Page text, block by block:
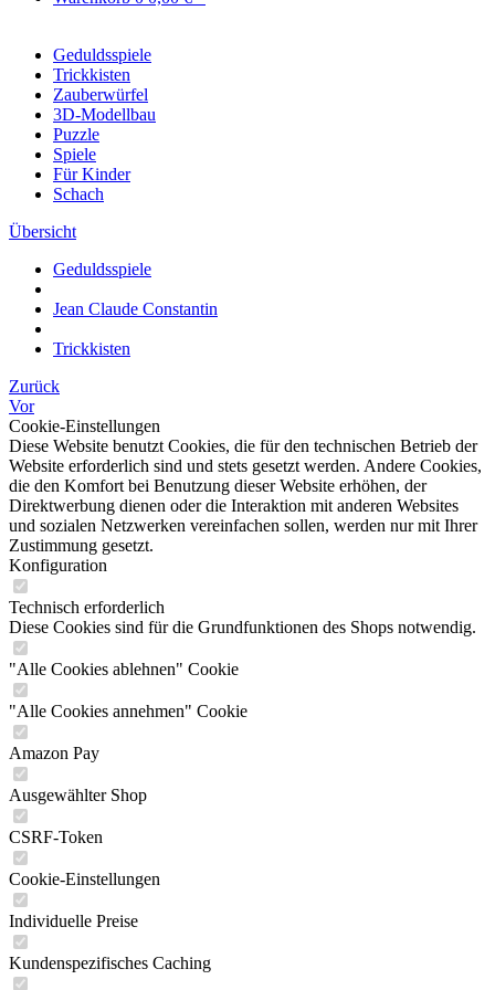
Geduldsspiele
Trickkisten
Zauberwürfel
3D-Modellbau
Puzzle
Spiele
Für Kinder
Schach
Übersicht
Geduldsspiele
Jean Claude Constantin
Trickkisten
Zurück
Vor
Cookie-Einstellungen
Diese Website benutzt Cookies, die für den technischen Betrieb der
Website erforderlich sind und stets gesetzt werden. Andere Cookies,
die den Komfort bei Benutzung dieser Website erhöhen, der
Direktwerbung dienen oder die Interaktion mit anderen Websites
und sozialen Netzwerken vereinfachen sollen, werden nur mit Ihrer
Zustimmung gesetzt.
Konfiguration
Technisch erforderlich
Diese Cookies sind für die Grundfunktionen des Shops notwendig.
"Alle Cookies ablehnen" Cookie
"Alle Cookies annehmen" Cookie
Amazon Pay
Ausgewählter Shop
CSRF-Token
Cookie-Einstellungen
Individuelle Preise
Kundenspezifisches Caching